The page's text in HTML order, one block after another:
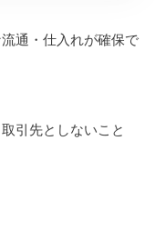
通・仕入れが確保で
引先としないこと